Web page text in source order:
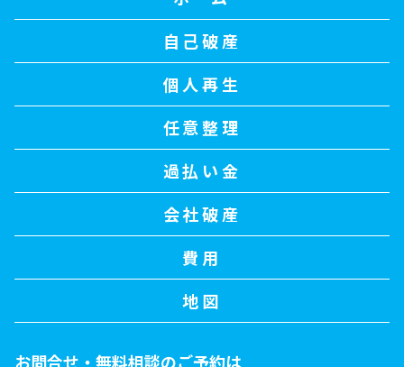
自己破産
個人再生
任意整理
過払い金
会社破産
費用
地図
お問合せ・無料相談のご予約は